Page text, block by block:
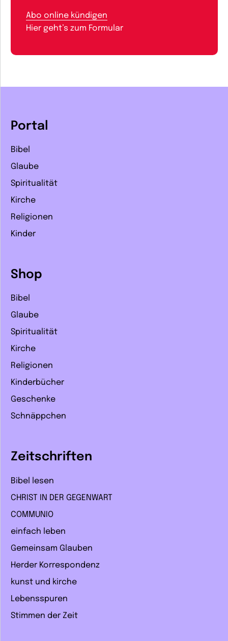
Abo online kündigen
Hier geht’s zum Formular
Portal
Bibel
Glaube
Spiritualität
Kirche
Religionen
Kinder
Shop
Bibel
Glaube
Spiritualität
Kirche
Religionen
Kinderbücher
Geschenke
Schnäppchen
Zeitschriften
Bibel lesen
CHRIST IN DER GEGENWART
COMMUNIO
einfach leben
Gemeinsam Glauben
Herder Korrespondenz
kunst und kirche
Lebensspuren
Stimmen der Zeit